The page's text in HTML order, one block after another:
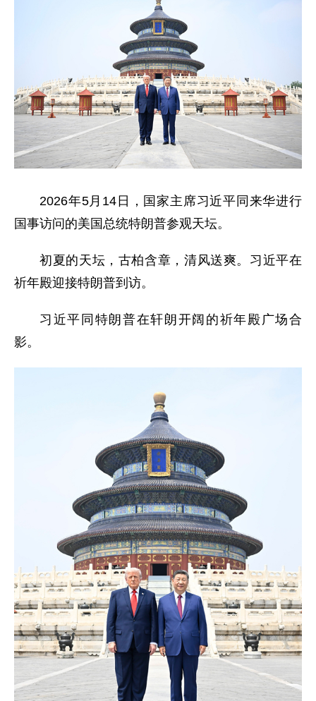
2026年5月14日，国家主席习近平同来华进行
国事访问的美国总统特朗普参观天坛。
初夏的天坛，古柏含章，清风送爽。习近平在
祈年殿迎接特朗普到访。
习近平同特朗普在轩朗开阔的祈年殿广场合
影。